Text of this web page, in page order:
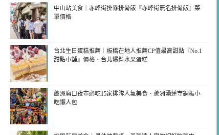
中山站美食｜赤峰街排隊排骨飯『赤峰街無名排骨飯』菜
單價格
台北生日蛋糕推薦｜板橋在地人推薦CP值最高甜點『No.1
甜點小舖』價格、台北爆料水果蛋糕
蘆洲廟口夜市必吃15家排隊人氣美食、蘆洲湧蓮寺銅板小
吃懶人包